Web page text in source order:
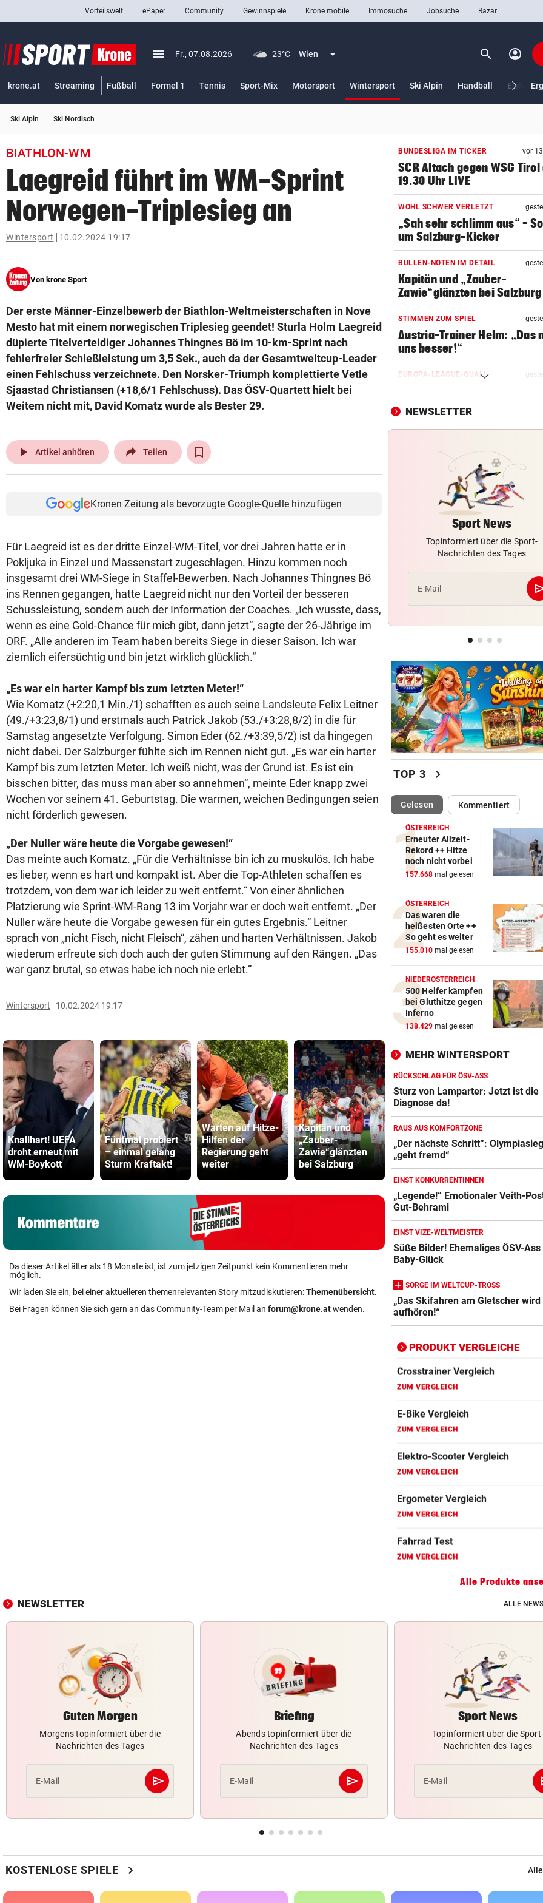
closeSchließen
Abonnieren
search
Suchbegriff
eingeben
© Krone Multimedia GmbH & Co KG 2026
Vorteilswelt ePaper Community Gewinnspiele Krone mobile Immosuche Jobsuche Bazar
menu Menü aufklappen
Fr., 07.08.2026 23°C Wien Menü aufklappen search Suchen
account_circle
krone.at Streaming Fußball Formel 1 Tennis Sport-Mix Motorsport Wintersport
Ski Alpin
Handball
Ski Alpin Ski Nordisch
BIATHLON-WM
Laegreid führt im WM-Sprint
Norwegen-Triplesieg an
Wintersport 10.02.2024 19:17
Von krone Sport
Der erste Männer-Einzelbewerb der Biathlon-Weltmeisterschaften in Nove
Mesto hat mit einem norwegischen Triplesieg geendet! Sturla Holm Laegreid
düpierte Titelverteidiger Johannes Thingnes Bö im 10-km-Sprint nach
fehlerfreier Schießleistung um 3,5 Sek., auch da der Gesamtweltcup-Leader
einen Fehlschuss verzeichnete. Den Norsker-Triumph komplettierte Vetle
Sjaastad Christiansen (+18,6/1 Fehlschuss). Das ÖSV-Quartett hielt bei
Weitem nicht mit, David Komatz wurde als Bester 29.
play_arrow Artikel anhören Teilen
Kronen Zeitung als bevorzugte Google-Quelle hinzufügen
Für Laegreid ist es der dritte Einzel-WM-Titel, vor drei Jahren hatte er in
Pokljuka in Einzel und Massenstart zugeschlagen. Hinzu kommen noch
insgesamt drei WM-Siege in Staffel-Bewerben. Nach Johannes Thingnes Bö
ins Rennen gegangen, hatte Laegreid nicht nur den Vorteil der besseren
Schussleistung, sondern auch der Information der Coaches. „Ich wusste, dass,
wenn es eine Gold-Chance für mich gibt, dann jetzt“, sagte der 26-Jährige im
ORF. „Alle anderen im Team haben bereits Siege in dieser Saison. Ich war
ziemlich eifersüchtig und bin jetzt wirklich glücklich.“
„Es war ein harter Kampf bis zum letzten Meter!“
Wie Komatz (+2:20,1 Min./1) schafften es auch seine Landsleute Felix Leitner
(49./+3:23,8/1) und erstmals auch Patrick Jakob (53./+3:28,8/2) in die für
Samstag angesetzte Verfolgung. Simon Eder (62./+3:39,5/2) ist da hingegen
nicht dabei. Der Salzburger fühlte sich im Rennen nicht gut. „Es war ein harter
Kampf bis zum letzten Meter. Ich weiß nicht, was der Grund ist. Es ist ein
bisschen bitter, das muss man aber so annehmen“, meinte Eder knapp zwei
Wochen vor seinem 41. Geburtstag. Die warmen, weichen Bedingungen seien
nicht förderlich gewesen.
„Der Nuller wäre heute die Vorgabe gewesen!“
Das meinte auch Komatz. „Für die Verhältnisse bin ich zu muskulös. Ich habe
es lieber, wenn es hart und kompakt ist. Aber die Top-Athleten schaffen es
trotzdem, von dem war ich leider zu weit entfernt.“ Von einer ähnlichen
Platzierung wie Sprint-WM-Rang 13 im Vorjahr war er doch weit entfernt. „Der
Nuller wäre heute die Vorgabe gewesen für ein gutes Ergebnis.“ Leitner
sprach von „nicht Fisch, nicht Fleisch“, zähen und harten Verhältnissen. Jakob
wiederum erfreute sich doch auch der guten Stimmung auf den Rängen. „Das
war ganz brutal, so etwas habe ich noch nie erlebt.“
Wintersport 10.02.2024 19:17
Knallhart! UEFA
droht erneut mit
WM-Boykott
Fünfmal probiert
– einmal gelang
Sturm Kraftakt!
Warten auf Hitze-
Hilfen der
Regierung geht
weiter
Kapitän und
„Zauber-
Zawie“glänzten
bei Salzburg
Katzentöter-
Anwalt: „Nie so
viel Hass
begegnet“
Übler
Da dieser Artikel älter als 18 Monate ist, ist zum jetzigen Zeitpunkt kein Kommentieren mehr
möglich.
Wir laden Sie ein, bei einer aktuelleren themenrelevanten Story mitzudiskutieren:Themenübersicht.
Bei Fragen können Sie sich gern an das Community-Team per Mail an forum@krone.atwenden.
BUNDESLIGA IM TICKER vor
SCR Altach gegen WSG Tirol
19.30 Uhr LIVE
WOHL SCHWER VERLETZT
„Sah sehr schlimm aus“ –
um Salzburg-Kicker
BULLEN-NOTEN IM DETAIL
Kapitän und „Zauber-
Zawie“glänzten bei Salzburg
STIMMEN ZUM SPIEL
Austria-Trainer Helm: „Das
uns besser!“
EUROPA-LEAGUE-QUALI
Last-Minute-Sieg
STIMMEN ZUM SPIEL
superhappy nach Hause“
ORKAN, KEIN STROM & CO
Skurrilitäten in der Red Bull
häufen sich
WASSERSPRINGEN
Knoll bei EM Achter vom
Lotfi auf Rang 12!
Sprintrennen geben
Sieg! Austria stößt die Tür
Play-off weit auf
NEWSLETTER
Sport News
Topinformiert über die Sport-
Nachrichten des Tages
E-Mail
TOP 3 chevron_right
Gelesen(ausgewählt)Kommentiert
ÖSTERREICH
Erneuter Allzeit-
Rekord ++ Hitze
noch nicht vorbei
157.668 mal gelesen
ÖSTERREICH
Das waren die
heißesten Orte ++
So geht es weiter
155.010 mal gelesen
NIEDERÖSTERREICH
500 Helfer kämpfen
bei Gluthitze gegen
Inferno
138.429 mal gelesen
MEHR WINTERSPORT
RÜCKSCHLAG FÜR ÖSV-ASS
Sturz von Lamparter: Jetzt ist die
Diagnose da!
RAUS AUS KOMFORTZONE
„Der nächste Schritt“:
„geht fremd“
EINST KONKURRENTINNEN
„Legende!“ Emotionaler Veith-
Gut-Behrami
EINST VIZE-WELTMEISTER
Süße Bilder! Ehemaliges ÖSV-Ass
Baby-Glück
SORGE IM WELTCUP-TROSS
„Das Skifahren am Gletscher wird
aufhören!“
PRODUKT VERGLEICHE
Action-Cam Vergleich
Crosstrainer Vergleich
E-Bike Vergleich
ZUM VERGLEICH
Elektro-Scooter Vergleich
ZUM VERGLEICH
Ergometer Vergleich
ZUM VERGLEICH
Fahrrad Test
ZUM VERGLEICH
Fahrradanhänger Vergleich
ZUM VERGLEICH
Faszienrolle Vergleich
ZUM VERGLEICH
Hoverboard Vergleich
ZUM VERGLEICH
Kinderfahrrad Vergleich
ZUM VERGLEICH
Alle Produkte
NEWSLETTER ALLE
Guten Morgen
Morgens topinformiert über die
Nachrichten des Tages
E-Mail send
Abschicken
Briefing
Abends topinformiert über die
Nachrichten des Tages
E-Mail send
Abschicken
Sport News
Topinformiert über die Sport-
Nachrichten des Tages
E-Mail
KOSTENLOSE SPIELE chevron_right